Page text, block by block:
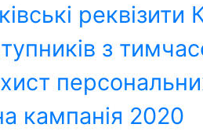
з
кампанія 2020